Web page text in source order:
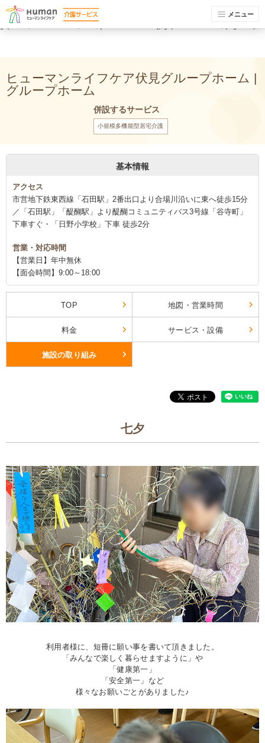
[]).push(arguments)},i[r].l=1*new Date();a=s.createElement(o), m=s.getElementsByTagName(o)
[0];a.async=1;a.src=g;m.parentNode.insertBefore(a,m) })(window,document,'script','//www.google-
analytics.com/analytics.js','ga'); ga('create', 'UA-74448429-1', 'auto'); ga('send', 'pageview');
メニュー
ヒューマンライフケア伏見グループホーム |
グループホーム
併設するサービス
小規模多機能型居宅介護
基本情報
アクセス
市営地下鉄東西線「石田駅」2番出口より合場川沿いに東へ徒歩15分
／「石田駅」「醍醐駅」より醍醐コミュニティバス3号線「谷寺町」
下車すぐ・「日野小学校」下車 徒歩2分
営業・対応時間
【営業日】年中無休
【面会時間】9:00～18:00
TOP 地図・営業時間
料金 サービス・設備
施設の取り組み
七夕
利用者様に、短冊に願い事を書いて頂きました。
「みんなで楽しく暮らせますように」や
「健康第一」
「安全第一」など
様々なお願いごとがありました♪